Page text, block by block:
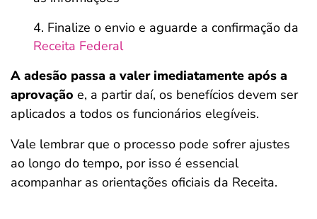
Finalize o envio e aguarde a confirmação da
Receita Federal
A adesão passa a valer imediatamente após a
aprovação e, a partir daí, os benefícios devem ser
aplicados a todos os funcionários elegíveis.
Vale lembrar que o processo pode sofrer ajustes
ao longo do tempo, por isso é essencial
acompanhar as orientações oficiais da Receita.